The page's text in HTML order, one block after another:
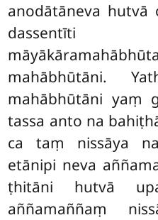
anodātāneva hutvā
dassentīti
mahābhūtāni.
mahābhūtāni yaṃ
tassa anto na
ca taṃ nissāya
etānipi neva
ṭhitāni hutvā
aññamaññaṃ